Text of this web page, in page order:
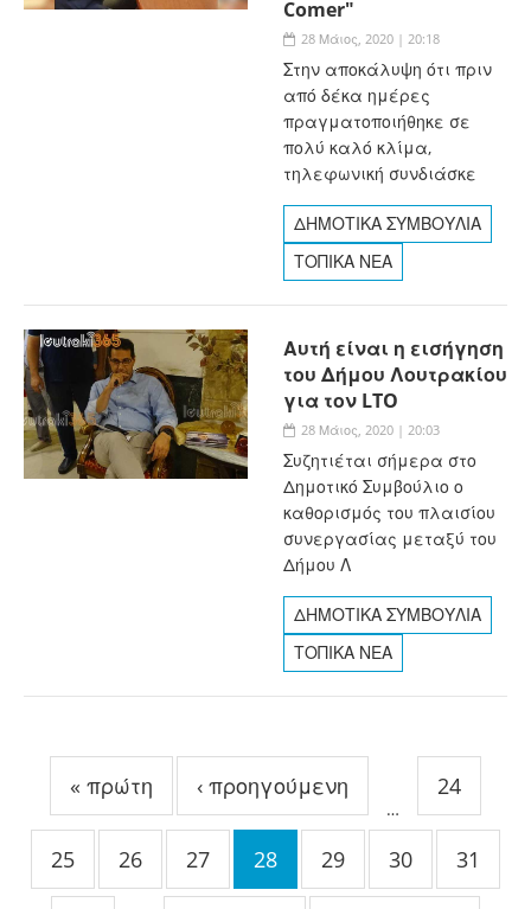
Comer"
28 Μάιος, 2020 | 20:18
Στην αποκάλυψη ότι πριν
από δέκα ημέρες
πραγματοποιήθηκε σε
πολύ καλό κλίμα,
τηλεφωνική συνδιάσκε
ΔΗΜΟΤΙΚΑ ΣΥΜΒΟΥΛΙΑ
ΤΟΠΙΚΑ ΝΕΑ
Αυτή είναι η εισήγηση
του Δήμου Λουτρακίου
για τον LTO
28 Μάιος, 2020 | 20:03
Συζητιέται σήμερα στο
Δημοτικό Συμβούλιο ο
καθορισμός του πλαισίου
συνεργασίας μεταξύ του
Δήμου Λ
ΔΗΜΟΤΙΚΑ ΣΥΜΒΟΥΛΙΑ
ΤΟΠΙΚΑ ΝΕΑ
« πρώτη ‹ προηγούμενη
…
24
25 26 27 28 29 30 31